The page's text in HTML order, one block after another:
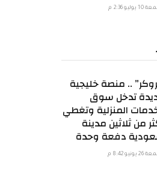
يوليو 2:36 م
.. منصة خليجية
تدخل سوق
المنزلية وتغطي
من ثلاثين مدينة
دفعة وحدة
يونيو 8:42 م